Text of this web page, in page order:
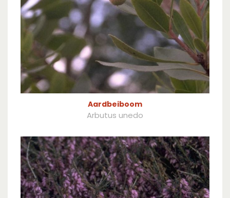
Aardbeiboom
Arbutus unedo